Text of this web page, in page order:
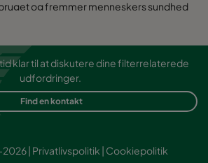
og fremmer menneskers sundhed
klar til at diskutere dine filterrelaterede
udfordringer.
Find en kontakt
| Privatlivspolitik | Cookiepolitik